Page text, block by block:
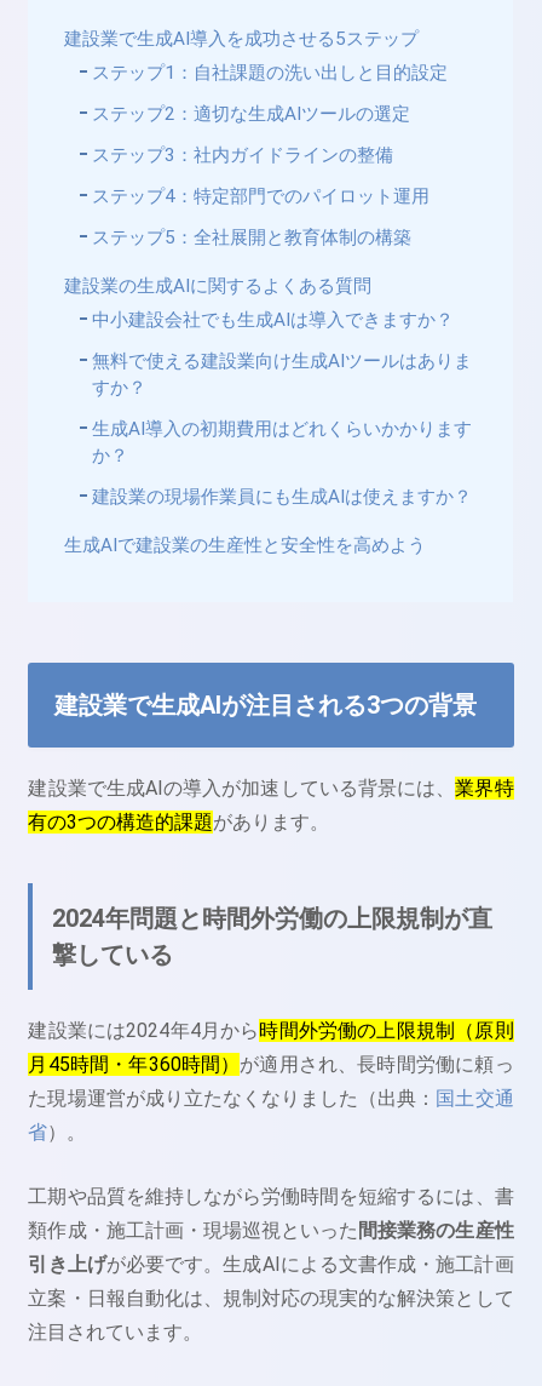
建設業で生成AI導入を成功させる5ステップ
ステップ1：自社課題の洗い出しと目的設定
ステップ2：適切な生成AIツールの選定
ステップ3：社内ガイドラインの整備
ステップ4：特定部門でのパイロット運用
ステップ5：全社展開と教育体制の構築
建設業の生成AIに関するよくある質問
中小建設会社でも生成AIは導入できますか？
無料で使える建設業向け生成AIツールはありま
すか？
生成AI導入の初期費用はどれくらいかかります
か？
建設業の現場作業員にも生成AIは使えますか？
生成AIで建設業の生産性と安全性を高めよう
建設業で生成AIが注目される3つの背景
建設業で生成AIの導入が加速している背景には、業界特
有の3つの構造的課題があります。
2024年問題と時間外労働の上限規制が直
撃している
建設業には2024年4月から時間外労働の上限規制（原則
月45時間・年360時間） が適用され、長時間労働に頼っ
た現場運営が成り立たなくなりました（出典： 国土交通
省）。
工期や品質を維持しながら労働時間を短縮するには、書
類作成・施工計画・現場巡視といった 間接業務の生産性
引き上げが必要です。生成AIによる文書作成・施工計画
立案・日報自動化は、規制対応の現実的な解決策として
注目されています。